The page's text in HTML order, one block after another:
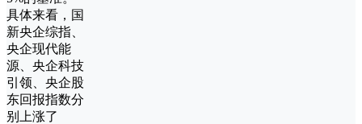
具体来看，国
新央企综指、
央企现代能
源、央企科技
引领、央企股
东回报指数分
别上涨了